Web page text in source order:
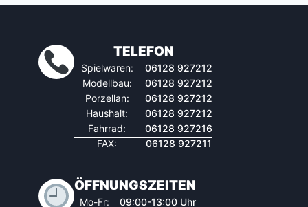
TELEFON
Spielwaren:
06128 927212
Modellbau:
06128 927212
Porzellan:
06128 927212
Haushalt:
06128 927212
Fahrrad:
06128 927216
FAX:
06128 927211
ÖFFNUNGSZEITEN
Mo-Fr: 09:00-13:00 Uhr